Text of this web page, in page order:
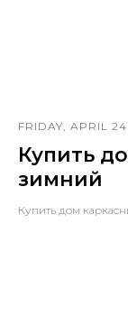
FRIDAY, APRIL 24
Купить
зимний
Купить дом